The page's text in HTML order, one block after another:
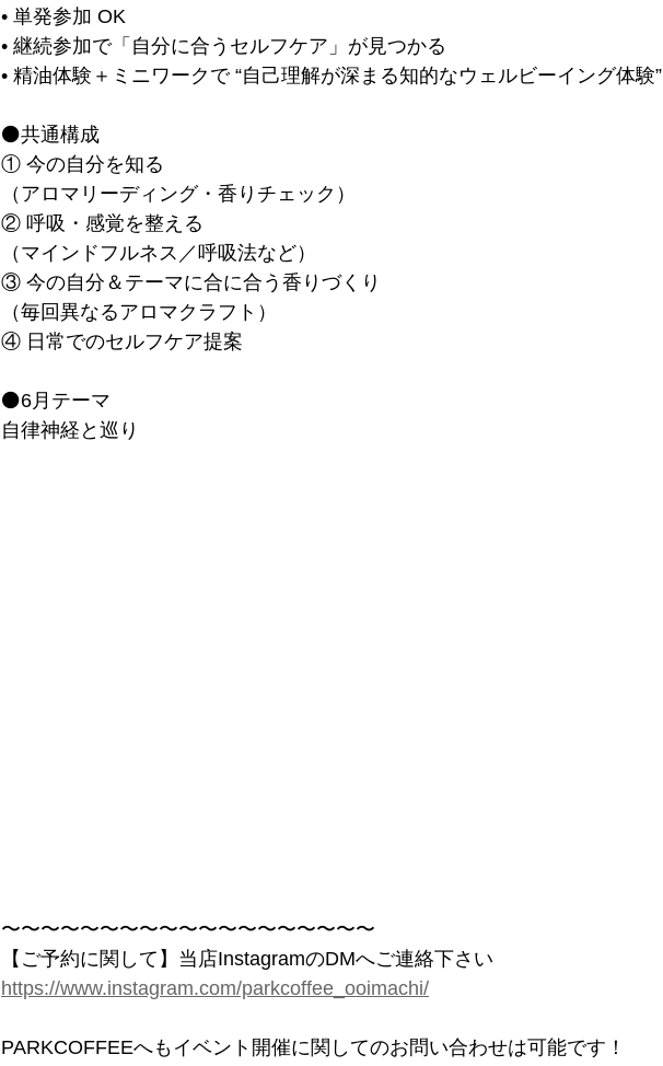
• 単発参加 OK
• 継続参加で「自分に合うセルフケア」が見つかる
• 精油体験＋ミニワークで “自己理解が深まる知的なウェルビーイング体験”
⚫共通構成
① 今の自分を知る
（アロマリーディング・香りチェック）
② 呼吸・感覚を整える
（マインドフルネス／呼吸法など）
③ 今の自分＆テーマに合に合う香りづくり
（毎回異なるアロマクラフト）
④ 日常でのセルフケア提案
⚫6月テーマ
自律神経と巡り
〜〜〜〜〜〜〜〜〜〜〜〜〜〜〜〜〜〜〜
【ご予約に関して】当店InstagramのDMへご連絡下さい
https://www.instagram.com/parkcoffee_ooimachi/
PARKCOFFEEへもイベント開催に関してのお問い合わせは可能です！